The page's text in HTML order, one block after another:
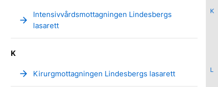
K
L
arrow_forward
Intensivvårdsmottagningen Lindesbergs
lasarett
K
arrow_forward Kirurgmottagningen Lindesbergs lasarett